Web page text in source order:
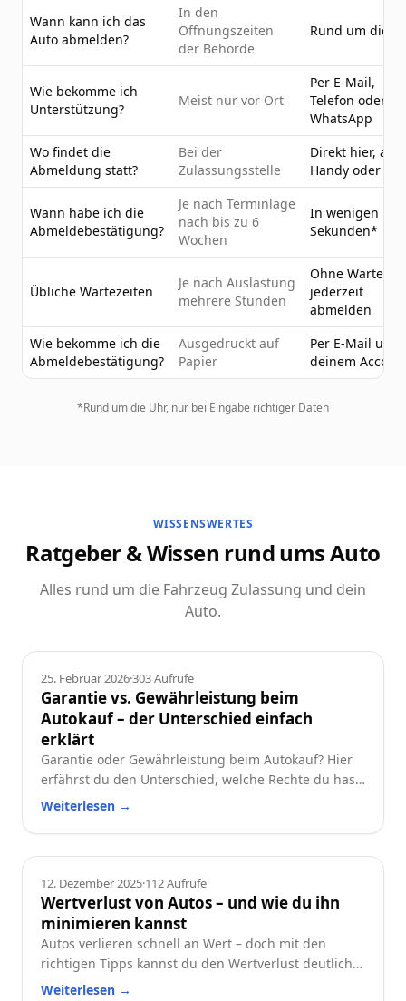
Wann kann ich das
Auto abmelden?
In den
Öffnungszeiten
der Behörde
Rund um die
Wie bekomme ich
Unterstützung?
Meist nur vor Ort
Per E-Mail,
Telefon oder
WhatsApp
Wo findet die
Abmeldung statt?
Bei der
Zulassungsstelle
Direkt hier, am
Handy oder PC
Wann habe ich die
Abmeldebestätigung?
Je nach Terminlage
nach bis zu 6
Wochen
In wenigen
Sekunden*
Übliche Wartezeiten
Je nach Auslastung
mehrere Stunden
Ohne Wartezeit
jederzeit
abmelden
Wie bekomme ich die
Abmeldebestätigung?
Ausgedruckt auf
Papier
Per E-Mail und
deinem
*Rund um die Uhr, nur bei Eingabe richtiger Daten
WISSENSWERTES
Ratgeber & Wissen rund ums Auto
Alles rund um die Fahrzeug Zulassung und dein
Auto.
Ratgeber
25. Februar 2026·303Aufrufe
Garantie vs. Gewährleistung beim
Autokauf – der Unterschied einfach
erklärt
Garantie oder Gewährleistung beim Autokauf? Hier
erfährst du den Unterschied, welche Rechte du hast
und worauf du beim Neu- oder Gebrauchtwagen
Weiterlesen →
Ratgeber
12. Dezember 2025·112Aufrufe
Wertverlust von Autos – und wie du ihn
minimieren kannst
Autos verlieren schnell an Wert – doch mit den
richtigen Tipps kannst du den Wertverlust deutlich
reduzieren. Erfahre, welche Faktoren besonders
Weiterlesen →